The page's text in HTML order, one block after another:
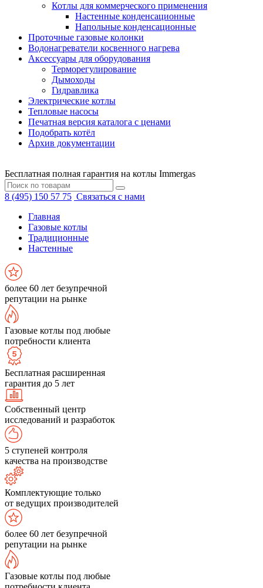
Котлы для коммерческого применения
Настенные конденсационные
Напольные конденсационные
Проточные газовые колонки
Водонагреватели косвенного нагрева
Аксессуары для оборудования
Терморегулирование
Дымоходы
Гидравлика
Электрические котлы
Тепловые насосы
Печатная версия каталога с ценами
Подобрать котёл
Архив документации
Бесплатная полная гарантия на котлы Immergas
8 (495) 150 57 75 Связаться с нами
Главная
Газовые котлы
Традиционные
Настенные
более 60 лет безупречной
репутации на рынке
Газовые котлы под любые
потребности клиента
Бесплатная расширенная
гарантия до 5 лет
Собственный центр
исследований и разработок
5 ступеней контроля
качества на производстве
Комплектующие только
от ведущих производителей
более 60 лет безупречной
репутации на рынке
Газовые котлы под любые